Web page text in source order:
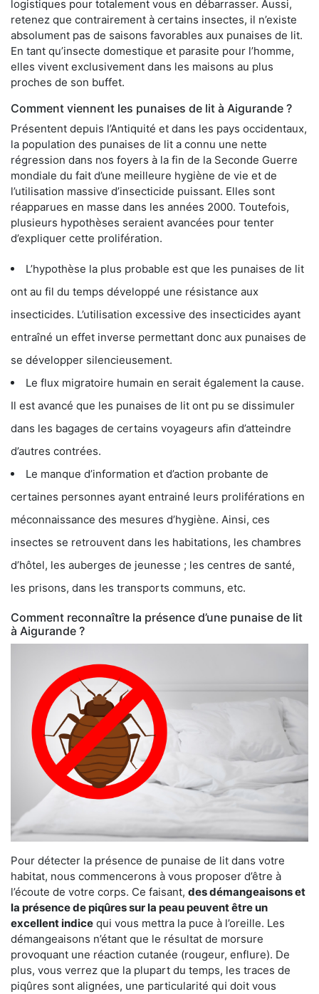
logistiques pour totalement vous en débarrasser. Aussi,
retenez que contrairement à certains insectes, il n’existe
absolument pas de saisons favorables aux punaises de lit.
En tant qu’insecte domestique et parasite pour l’homme,
elles vivent exclusivement dans les maisons au plus
proches de son buffet.
Comment viennent les punaises de lit à Aigurande ?
Présentent depuis l’Antiquité et dans les pays occidentaux,
la population des punaises de lit a connu une nette
régression dans nos foyers à la fin de la Seconde Guerre
mondiale du fait d’une meilleure hygiène de vie et de
l’utilisation massive d’insecticide puissant. Elles sont
réapparues en masse dans les années 2000. Toutefois,
plusieurs hypothèses seraient avancées pour tenter
d’expliquer cette prolifération.
L’hypothèse la plus probable est que les punaises de lit
ont au fil du temps développé une résistance aux
insecticides. L’utilisation excessive des insecticides ayant
entraîné un effet inverse permettant donc aux punaises de
se développer silencieusement.
Le flux migratoire humain en serait également la cause.
Il est avancé que les punaises de lit ont pu se dissimuler
dans les bagages de certains voyageurs afin d’atteindre
d’autres contrées.
Le manque d’information et d’action probante de
certaines personnes ayant entrainé leurs proliférations en
méconnaissance des mesures d’hygiène. Ainsi, ces
insectes se retrouvent dans les habitations, les chambres
d’hôtel, les auberges de jeunesse ; les centres de santé,
les prisons, dans les transports communs, etc.
Comment reconnaître la présence d’une punaise de lit
à Aigurande ?
Pour détecter la présence de punaise de lit dans votre
habitat, nous commencerons à vous proposer d’être à
l’écoute de votre corps. Ce faisant, des démangeaisons et
la présence de piqûres sur la peau peuvent être un
excellent indice qui vous mettra la puce à l’oreille. Les
démangeaisons n’étant que le résultat de morsure
provoquant une réaction cutanée (rougeur, enflure). De
plus, vous verrez que la plupart du temps, les traces de
piqûres sont alignées, une particularité qui doit vous